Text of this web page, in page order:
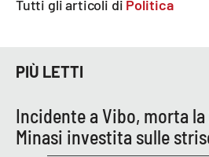
EDIZIONI
LOCALI
Vibo Valentia
Tutti gli articoli di Politica
PIÙ LETTI
Incidente a Vibo, morta
Minasi investita sulle